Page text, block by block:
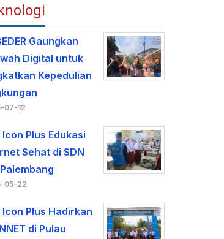
Gaungkan
Digital untuk
Kepedulian
07-12
Icon Plus Edukasi
Sehat di SDN
05-22
Icon Plus Hadirkan
di Pulau